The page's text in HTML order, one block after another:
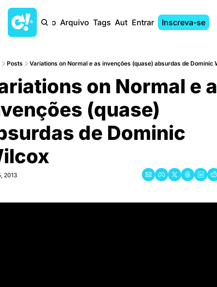
Início Arquivo Tags AutoresEntrar Inscreva-se
Posts Variations on Normal e as invenções (quase) absurdas de Dominic
on Normal e
(quase)
de Dominic
2013